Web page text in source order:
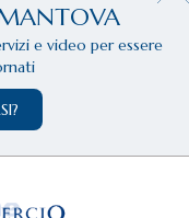
e video per essere